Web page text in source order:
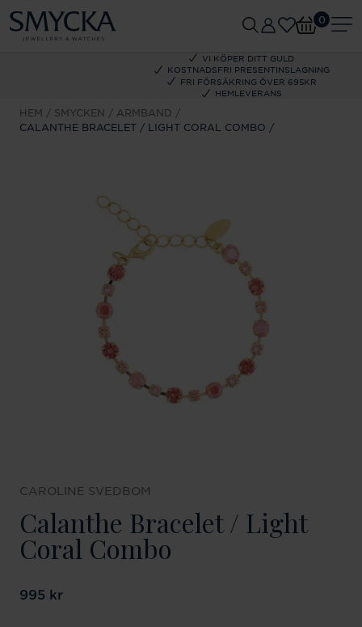
VI KÖPER DITT GULD
KOSTNADSFRI PRESENTINSLAGNING
FRI FÖRSÄKRING ÖVER 695KR
HEMLEVERANS
0
HEM SMYCKEN
ARMBAND
CALANTHE BRACELET / LIGHT CORAL COMBO
CAROLINE SVEDBOM
Calanthe Bracelet / Light
Coral Combo
Pris :995 kr
995 kr